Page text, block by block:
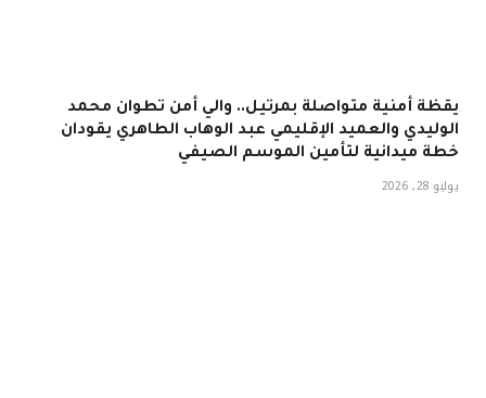
يقظة أمنية متواصلة بمرتيل.. والي أمن تطوان محمد
الوليدي والعميد الإقليمي عبد الوهاب الطاهري يقودان
خطة ميدانية لتأمين الموسم الصيفي
يوليو 28, 2026